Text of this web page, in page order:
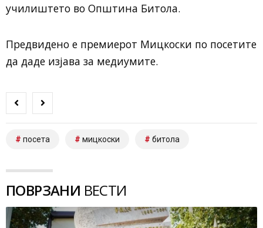
училиштето во Општина Битола.
Предвидено е премиерот Мицкоски по посетите
да даде изјава за медиумите.
посета мицкоски битола
ПОВРЗАНИ ВЕСТИ